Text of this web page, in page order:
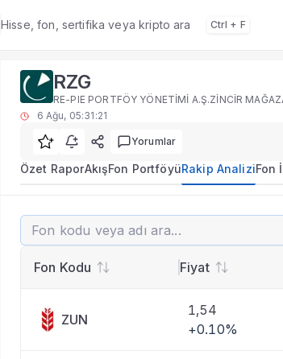
Hisse, fon, sertifika veya kripto ara Ctrl + F
Fon Detay
Yatırım fonu detay, portföy dağılımı,
Alt Bölümler
Fon Portföyü
Taşınan Fonlar
Fiyat Endeks Değişimi
Rakip Analizi
RZG
RE-PIE PORTFÖY YÖNETİMİ A.Ş.ZİNCİR
6 Ağu, 05:31:21
Yorumlar
Özet RaporAkışFon PortföyüRakip AnaliziFon
RZG
Fon Kodu Fiyat
ZUN
1,54
+0.10%